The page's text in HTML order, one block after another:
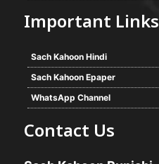
Important Links
Sach Kahoon Hindi
Sach Kahoon Epaper
WhatsApp Channel
Contact Us